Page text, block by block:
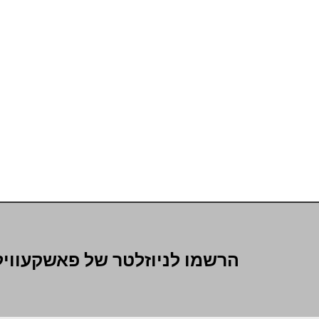
הרשמו לניוזלטר של